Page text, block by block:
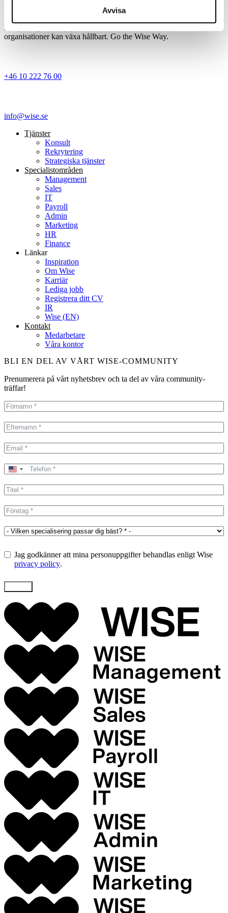
Avvisa
konsultlösningar, rekrytering och strategiska tjänster inom våra
morgondagens möjligheter – så att både människor och
organisationer kan växa hållbart. Go the Wise Way.
+46 10 222 76 00
info@wise.se
Tjänster
Konsult
Rekrytering
Strategiska tjänster
Specialist­områden
Management
Sales
IT
Payroll
Admin
Marketing
HR
Finance
Länkar
Inspiration
Om Wise
Karriär
Lediga jobb
Registrera ditt CV
IR
Wise (EN)
Kontakt
Medarbetare
Våra kontor
BLI EN DEL AV VÅRT WISE-COMMUNITY
Prenumerera på vårt nyhetsbrev och ta del av våra community-
träffar!
United
+1
Jag godkänner att mina personuppgifter behandlas enligt Wise
privacy policy.